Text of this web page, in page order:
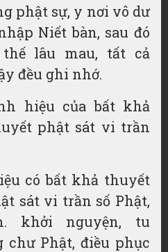
phật sự, y nơi vô dư
Niết bàn, sau đó
lâu mau, tất cả
đều ghi nhớ.
hiệu của bất khả
phật sát vi trần
có bất khả thuyết
sát vi trần số Phật,
khởi nguyện, tu
chư Phật, điều phục